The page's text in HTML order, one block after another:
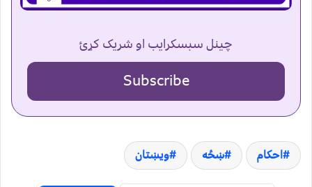
چینل سبسکرایب او شریک کړئ
Subscribe
احکام ښځه ويښتان